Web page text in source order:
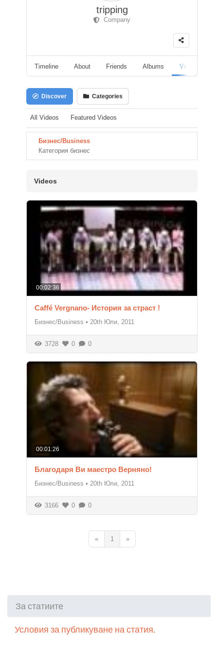
tripping
Company
Timeline About Friends Albums Videos
Discover Categories
All Videos Featured Videos
Бизнес/Business
Категория бизнес
Videos
00:02:36
Caffé Vergnano- История за страст !
Бизнес/Business • 20th Юли, 2011
3728 0 0
00:01:26
Благодаря Ви маестро Верняно!
Бизнес/Business • 20th Юли, 2011
3166 0 0
« 1 »
За статиите
Условия за публикуване на статия.